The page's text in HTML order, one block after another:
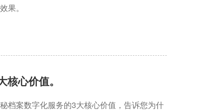
果。
心价值。
档案数字化服务的3大核心价值，告诉您为什